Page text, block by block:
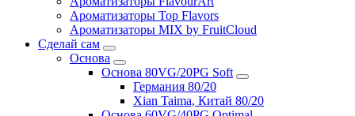
Ароматизаторы Top Flavors
Ароматизаторы MIX by FruitCloud
Сделай сам
Основа
Основа 80VG/20PG Soft
Германия 80/20
Xian Taima, Китай 80/20